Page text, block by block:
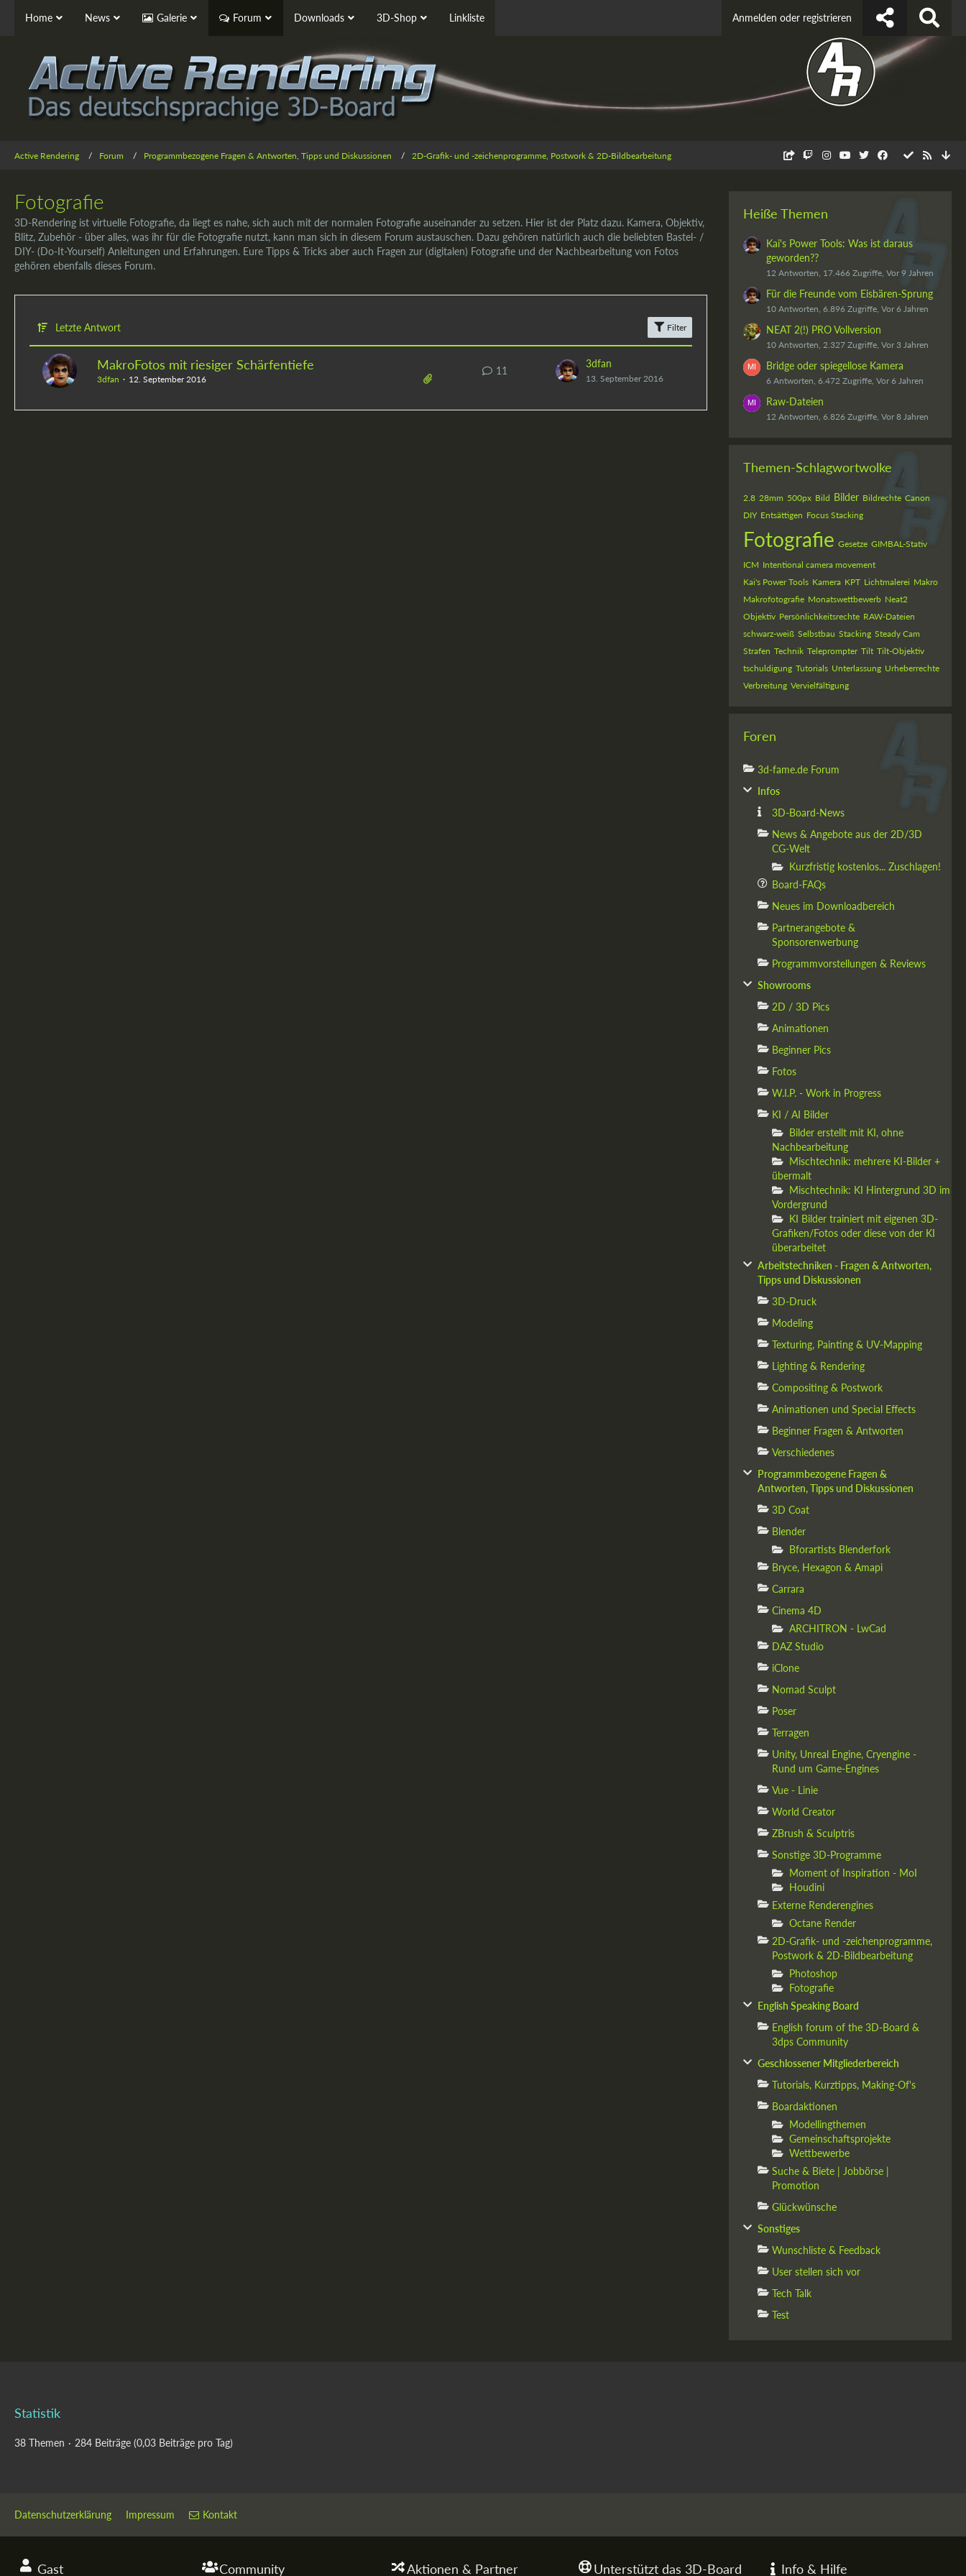
Home News Galerie Forum Downloads 3D-Shop Linkliste Anmelden oder registrieren
Active Rendering Forum Programmbezogene Fragen & Antworten, Tipps und Diskussionen 2D-Grafik- und -zeichenprogramme, Postwork & 2D-Bildbearbeitung
Fotografie
3D-Rendering ist virtuelle Fotografie, da liegt es nahe, sich auch mit der normalen Fotografie auseinander zu setzen. Hier ist der Platz dazu. Kamera, Objektiv,
Blitz, Zubehör - über alles, was ihr für die Fotografie nutzt, kann man sich in diesem Forum austauschen. Dazu gehören natürlich auch die beliebten Bastel- /
DIY- (Do-It-Yourself) Anleitungen und Erfahrungen. Eure Tipps & Tricks aber auch Fragen zur (digitalen) Fotografie und der Nachbearbeitung von Fotos
gehören ebenfalls dieses Forum.
Letzte Antwort Filter
MakroFotos mit riesiger Schärfentiefe
3dfan 12. September 2016
11
3dfan
13. September 2016
Heiße Themen
Kai's Power Tools: Was ist daraus
geworden??
12 Antworten, 17.466 Zugriffe, Vor 9 Jahren
Für die Freunde vom Eisbären-Sprung
10 Antworten, 6.896 Zugriffe, Vor 6 Jahren
NEAT 2(!) PRO Vollversion
10 Antworten, 2.327 Zugriffe, Vor 3 Jahren
Bridge oder spiegellose Kamera
6 Antworten, 6.472 Zugriffe, Vor 6 Jahren
Raw-Dateien
12 Antworten, 6.826 Zugriffe, Vor 8 Jahren
Themen-Schlagwortwolke
2.8 28mm 500px Bild Bilder Bildrechte Canon
DIY Entsättigen Focus Stacking
Fotografie Gesetze GIMBAL-Stativ
ICM Intentional camera movement
Kai's Power Tools Kamera KPT Lichtmalerei Makro
Makrofotografie Monatswettbewerb Neat2
Objektiv Persönlichkeitsrechte RAW-Dateien
schwarz-weiß Selbstbau Stacking Steady Cam
Strafen Technik Teleprompter Tilt Tilt-Objektiv
tschuldigung Tutorials Unterlassung Urheberrechte
Verbreitung Vervielfältigung
Foren
3d-fame.de Forum
Infos
3D-Board-News
News & Angebote aus der 2D/3D
CG-Welt
Kurzfristig kostenlos... Zuschlagen!
Board-FAQs
Neues im Downloadbereich
Partnerangebote &
Sponsorenwerbung
Programmvorstellungen & Reviews
Showrooms
2D / 3D Pics
Animationen
Beginner Pics
Fotos
W.I.P. - Work in Progress
KI / AI Bilder
Bilder erstellt mit KI, ohne
Nachbearbeitung
Mischtechnik: mehrere KI-Bilder +
übermalt
Mischtechnik: KI Hintergrund 3D im
Vordergrund
KI Bilder trainiert mit eigenen 3D-
Grafiken/Fotos oder diese von der KI
überarbeitet
Arbeitstechniken - Fragen & Antworten,
Tipps und Diskussionen
3D-Druck
Modeling
Texturing, Painting & UV-Mapping
Lighting & Rendering
Compositing & Postwork
Animationen und Special Effects
Beginner Fragen & Antworten
Verschiedenes
Programmbezogene Fragen &
Antworten, Tipps und Diskussionen
3D Coat
Blender
Bforartists Blenderfork
Bryce, Hexagon & Amapi
Carrara
Cinema 4D
ARCHITRON - LwCad
DAZ Studio
iClone
Nomad Sculpt
Poser
Terragen
Unity, Unreal Engine, Cryengine -
Rund um Game-Engines
Vue - Linie
World Creator
ZBrush & Sculptris
Sonstige 3D-Programme
Moment of Inspiration - MoI
Houdini
Externe Renderengines
Octane Render
2D-Grafik- und -zeichenprogramme,
Postwork & 2D-Bildbearbeitung
Photoshop
Fotografie
English Speaking Board
English forum of the 3D-Board &
3dps Community
Geschlossener Mitgliederbereich
Tutorials, Kurztipps, Making-Of's
Boardaktionen
Modellingthemen
Gemeinschaftsprojekte
Wettbewerbe
Suche & Biete | Jobbörse |
Promotion
Glückwünsche
Sonstiges
Wunschliste & Feedback
User stellen sich vor
Tech Talk
Test
Statistik
38 Themen 284 Beiträge (0,03 Beiträge pro Tag)
Datenschutzerklärung Impressum Kontakt
Gast Community Aktionen & Partner Unterstützt das 3D-Board Info & Hilfe